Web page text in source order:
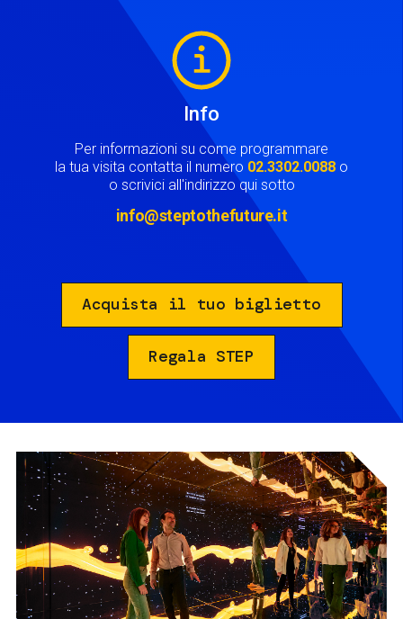
Info
Per informazioni su come programmare
la tua visita contatta il numero 02.3302.0088 o
o scrivici all'indirizzo qui sotto
info@steptothefuture.it
Acquista il tuo biglietto
Regala STEP